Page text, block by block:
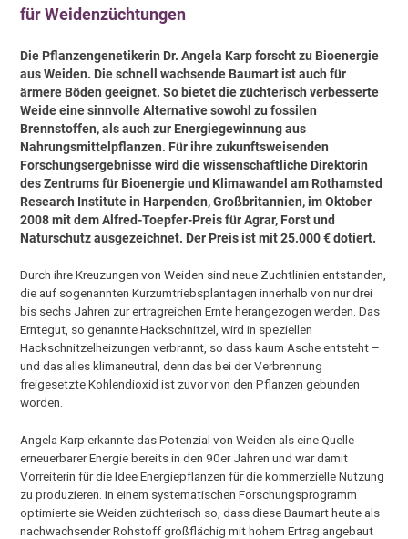
für Weidenzüchtungen
Die Pflanzengenetikerin Dr. Angela Karp forscht zu Bioenergie
aus Weiden. Die schnell wachsende Baumart ist auch für
ärmere Böden geeignet. So bietet die züchterisch verbesserte
Weide eine sinnvolle Alternative sowohl zu fossilen
Brennstoffen, als auch zur Energiegewinnung aus
Nahrungsmittelpflanzen. Für ihre zukunftsweisenden
Forschungsergebnisse wird die wissenschaftliche Direktorin
des Zentrums für Bioenergie und Klimawandel am Rothamsted
Research Institute in Harpenden, Großbritannien, im Oktober
2008 mit dem Alfred-Toepfer-Preis für Agrar, Forst und
Naturschutz ausgezeichnet. Der Preis ist mit 25.000 € dotiert.
Durch ihre Kreuzungen von Weiden sind neue Zuchtlinien entstanden,
die auf sogenannten Kurzumtriebsplantagen innerhalb von nur drei
bis sechs Jahren zur ertragreichen Ernte herangezogen werden. Das
Erntegut, so genannte Hackschnitzel, wird in speziellen
Hackschnitzelheizungen verbrannt, so dass kaum Asche entsteht –
und das alles klimaneutral, denn das bei der Verbrennung
freigesetzte Kohlendioxid ist zuvor von den Pflanzen gebunden
worden.
Angela Karp erkannte das Potenzial von Weiden als eine Quelle
erneuerbarer Energie bereits in den 90er Jahren und war damit
Vorreiterin für die Idee Energiepflanzen für die kommerzielle Nutzung
zu produzieren. In einem systematischen Forschungsprogramm
optimierte sie Weiden züchterisch so, dass diese Baumart heute als
nachwachsender Rohstoff großflächig mit hohem Ertrag angebaut